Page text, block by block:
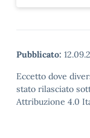
Pubblicato:
Eccetto dove
stato rilasciato
Attribuzione 4.0